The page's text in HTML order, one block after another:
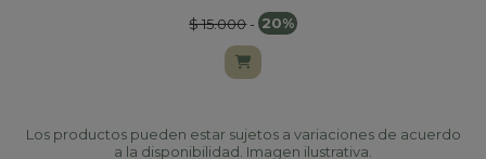
$ 15.000- 20%
Los productos pueden estar sujetos a variaciones de acuerdo
a la disponibilidad. Imagen ilustrativa.